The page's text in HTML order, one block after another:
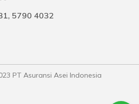
5790 4032
PT Asuransi Asei Indonesia